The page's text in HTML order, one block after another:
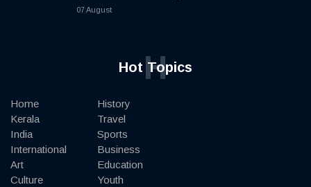
07 August
Hot Topics
H
Home
Kerala
India
International
Art
Culture
History
Travel
Sports
Business
Education
Youth